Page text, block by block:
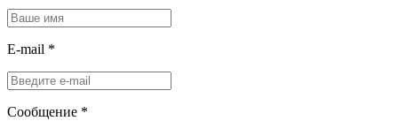
E-mail *
Сообщение *